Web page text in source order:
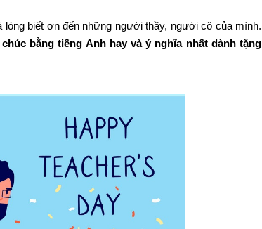
lòng biết ơn đến những người thầy, người cô của mình.
bằng tiếng Anh hay và ý nghĩa nhất dành tặng